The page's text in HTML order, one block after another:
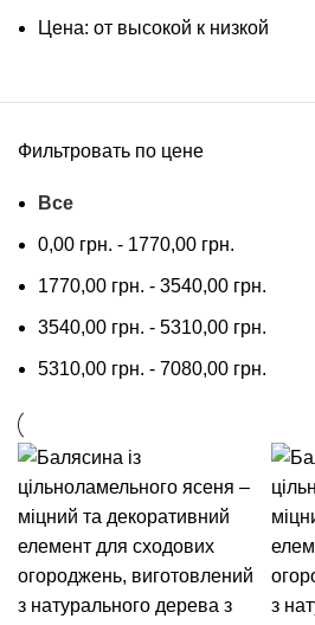
Цена: от высокой к низкой
Фильтровать по цене
Все
0,00 грн. - 1770,00 грн.
1770,00 грн. - 3540,00 грн.
3540,00 грн. - 5310,00 грн.
5310,00 грн. - 7080,00 грн.